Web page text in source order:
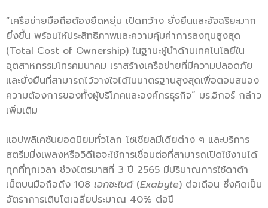
“เครือข่ายมือถือต้องยืดหยุ่น เปิดกว้าง ยั่งยืนและอัจฉริยะมาก
ยิ่งขึ้น พร้อมให้ประสิทธิภาพและความคุ้มค่าการลงทุนสูงสุด
(Total Cost of Ownership) ในฐานะผู้นำด้านเทคโนโลยีใน
อุตสาหกรรมโทรคมนาคม เราสร้างเครือข่ายที่มีความปลอดภัย
และยั่งยืนที่สามารถไว้วางใจได้ในมาตรฐานสูงสุดเพื่อตอบสนอง
ความต้องการของทั้งผู้บริโภคและองค์กรธุรกิจ” มร.อิกอร์ กล่าว
เพิ่มเติม
แอปพลิเคชันยอดนิยมทั่วโลก โซเชียลมีเดียต่าง ๆ และบริการ
สตรีมมิ่งเพลงหรือวิดีโอจะใช้การเชื่อมต่อที่สามารถเปิดใช้งานได้
ทุกที่ทุกเวลา ช่วงไตรมาสที่ 3 ปี 2565 มีปริมาณการใช้ดาต้า
เน็ตบนมือถือถึง 108 เอกซะไบต์(Exabyte) ต่อเดือน ซึ่งคิดเป็น
อัตราการเติบโตเฉลี่ยประมาณ 40% ต่อปี